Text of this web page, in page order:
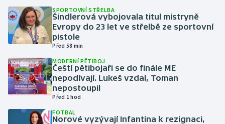
Judo
Krasobruslení
Lezení
Lyže a snowboard
Moderní pětiboj
SPORTOVNÍ STŘELBA
Šindlerová vybojovala titul mistryně
Evropy do 23 let ve střelbě ze sportovní
pistole
Před 58 min
MODERNÍ PĚTIBOJ
Čeští pětibojaři se do finále ME
nepodívají. Lukeš vzdal, Toman
nepostoupil
Před 1 hod
FOTBAL
Norové vyzývají Infantina k rezignaci,